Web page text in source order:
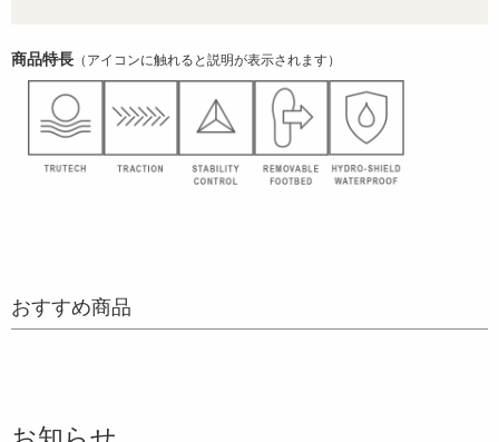
商品特長 （アイコンに触れると説明が表示されます）
おすすめ商品